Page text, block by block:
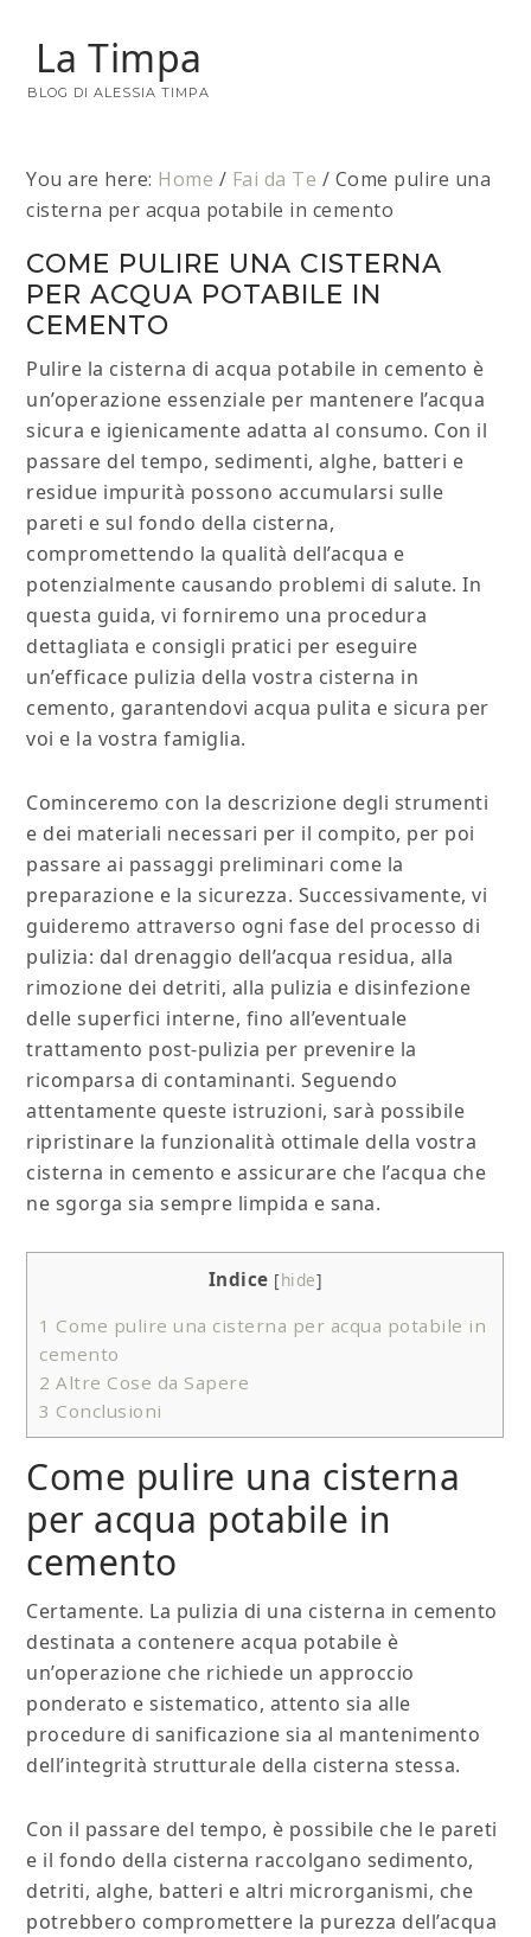
La Timpa
BLOG DI ALESSIA TIMPA
You are here: Home / Fai da Te / Come pulire una
cisterna per acqua potabile in cemento
COME PULIRE UNA CISTERNA
PER ACQUA POTABILE IN
CEMENTO
Pulire la cisterna di acqua potabile in cemento è
un’operazione essenziale per mantenere l’acqua
sicura e igienicamente adatta al consumo. Con il
passare del tempo, sedimenti, alghe, batteri e
residue impurità possono accumularsi sulle
pareti e sul fondo della cisterna,
compromettendo la qualità dell’acqua e
potenzialmente causando problemi di salute. In
questa guida, vi forniremo una procedura
dettagliata e consigli pratici per eseguire
un’efficace pulizia della vostra cisterna in
cemento, garantendovi acqua pulita e sicura per
voi e la vostra famiglia.
Cominceremo con la descrizione degli strumenti
e dei materiali necessari per il compito, per poi
passare ai passaggi preliminari come la
preparazione e la sicurezza. Successivamente, vi
guideremo attraverso ogni fase del processo di
pulizia: dal drenaggio dell’acqua residua, alla
rimozione dei detriti, alla pulizia e disinfezione
delle superfici interne, fino all’eventuale
trattamento post-pulizia per prevenire la
ricomparsa di contaminanti. Seguendo
attentamente queste istruzioni, sarà possibile
ripristinare la funzionalità ottimale della vostra
cisterna in cemento e assicurare che l’acqua che
ne sgorga sia sempre limpida e sana.
Indice [hide]
1 Come pulire una cisterna per acqua potabile in
cemento
2 Altre Cose da Sapere
3 Conclusioni
Come pulire una cisterna
per acqua potabile in
cemento
Certamente. La pulizia di una cisterna in cemento
destinata a contenere acqua potabile è
un’operazione che richiede un approccio
ponderato e sistematico, attento sia alle
procedure di sanificazione sia al mantenimento
dell’integrità strutturale della cisterna stessa.
Con il passare del tempo, è possibile che le pareti
e il fondo della cisterna raccolgano sedimento,
detriti, alghe, batteri e altri microrganismi, che
potrebbero compromettere la purezza dell’acqua